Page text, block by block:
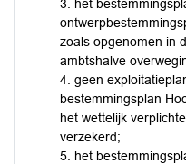
3. het
zoals opgenomen in
ambtshalve
4. geen
bestemmingsplan
het wettelijk
verzekerd;
5. het